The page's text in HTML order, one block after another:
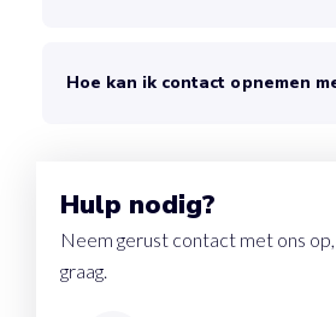
Hoe kan ik contact opnemen
Hulp nodig?
Neem gerust contact met ons
graag.